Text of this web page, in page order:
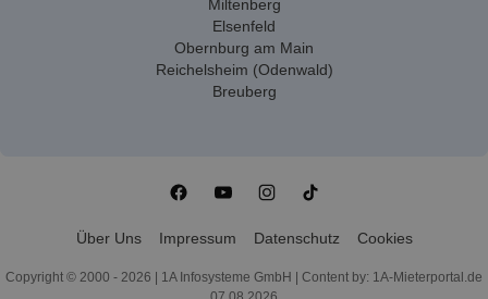
Miltenberg
Elsenfeld
Obernburg am Main
Reichelsheim (Odenwald)
Breuberg
Über Uns Impressum Datenschutz Cookies
Copyright © 2000 - 2026 | 1A Infosysteme GmbH | Content by: 1A-Mieterportal.de